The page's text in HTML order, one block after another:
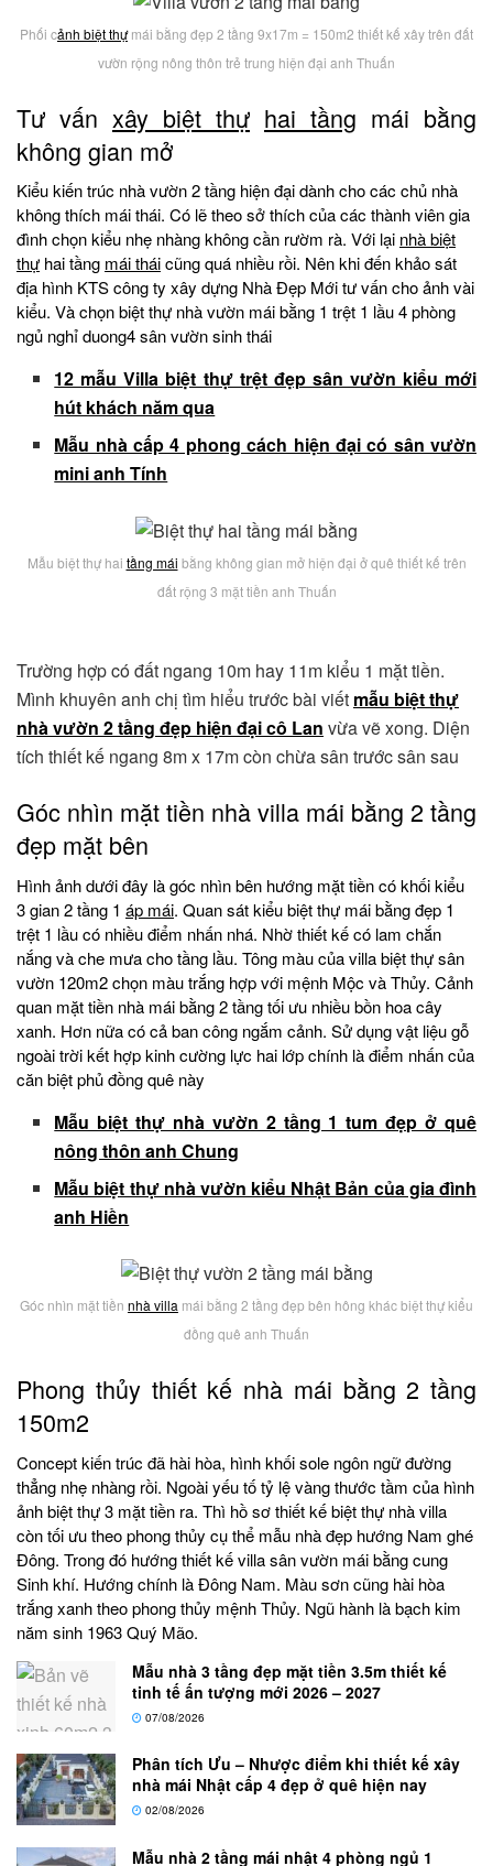
Phối cảnh biệt thựmái bằng đẹp 2 tầng 9x17m = 150m2 thiết kế xây trên đất
vườn rộng nông thôn trẻ trung hiện đại anh Thuấn
Tư vấn xây biệt thự hai tầng mái bằng
không gian mở
Kiểu kiến trúc nhà vườn 2 tầng hiện đại dành cho các chủ nhà
không thích mái thái. Có lẽ theo sở thích của các thành viên gia
đình chọn kiểu nhẹ nhàng không cần rườm rà. Với lại nhà biệt
thự hai tầng mái tháicũng quá nhiều rồi. Nên khi đến khảo sát
địa hình KTS công ty xây dựng Nhà Đẹp Mới tư vấn cho ảnh vài
kiểu. Và chọn biệt thự nhà vườn mái bằng 1 trệt 1 lầu 4 phòng
ngủ nghỉ duong4 sân vườn sinh thái
12 mẫu Villa biệt thự trệt đẹp sân vườn kiểu mới
hút khách năm qua
Mẫu nhà cấp 4 phong cách hiện đại có sân vườn
mini anh Tính
Mẫu biệt thự hai tầng mái bằng không gian mở hiện đại ở quê thiết kế trên
đất rộng 3 mặt tiền anh Thuấn
Trường hợp có đất ngang 10m hay 11m kiểu 1 mặt tiền.
Mình khuyên anh chị tìm hiểu trước bài viết mẫu biệt thự
nhà vườn 2 tầng đẹp hiện đại cô Lan vừa vẽ xong. Diện
tích thiết kế ngang 8m x 17m còn chừa sân trước sân sau
Góc nhìn mặt tiền nhà villa mái bằng 2 tầng
đẹp mặt bên
Hình ảnh dưới đây là góc nhìn bên hướng mặt tiền có khối kiểu
3 gian 2 tầng 1 áp mái. Quan sát kiểu biệt thự mái bằng đẹp 1
trệt 1 lầu có nhiều điểm nhấn nhá. Nhờ thiết kế có lam chắn
nắng và che mưa cho tầng lầu. Tông màu của villa biệt thự sân
vườn 120m2 chọn màu trắng hợp với mệnh Mộc và Thủy. Cảnh
quan mặt tiền nhà mái bằng 2 tầng tối ưu nhiều bồn hoa cây
xanh. Hơn nữa có cả ban công ngắm cảnh. Sử dụng vật liệu gỗ
ngoài trời kết hợp kinh cường lực hai lớp chính là điểm nhấn của
căn biệt phủ đồng quê này
Mẫu biệt thự nhà vườn 2 tầng 1 tum đẹp ở quê
nông thôn anh Chung
Mẫu biệt thự nhà vườn kiểu Nhật Bản của gia đình
anh Hiền
Góc nhìn mặt tiền nhà villa mái bằng 2 tầng đẹp bên hông khác biệt thự kiểu
đồng quê anh Thuấn
Phong thủy thiết kế nhà mái bằng 2 tầng
150m2
Concept kiến trúc đã hài hòa, hình khối sole ngôn ngữ đường
thẳng nhẹ nhàng rồi. Ngoài yếu tố tỷ lệ vàng thước tầm của hình
ảnh biệt thự 3 mặt tiền ra. Thì hồ sơ thiết kế biệt thự nhà villa
còn tối ưu theo phong thủy cụ thể mẫu nhà đẹp hướng Nam ghé
Đông. Trong đó hướng thiết kế villa sân vườn mái bằng cung
Sinh khí. Hướng chính là Đông Nam. Màu sơn cũng hài hòa
trắng xanh theo phong thủy mệnh Thủy. Ngũ hành là bạch kim
năm sinh 1963 Quý Mão.
Mẫu nhà 3 tầng đẹp mặt tiền 3.5m thiết kế
tinh tế ấn tượng mới 2026 – 2027
07/08/2026
Phân tích Ưu – Nhược điểm khi thiết kế xây
nhà mái Nhật cấp 4 đẹp ở quê hiện nay
02/08/2026
Mẫu nhà 2 tầng mái nhật 4 phòng ngủ 1